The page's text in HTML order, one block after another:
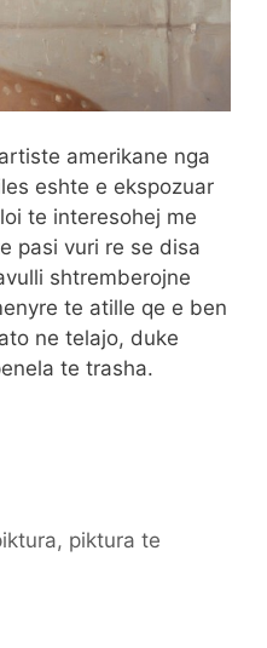
amerikane nga
eshte e ekspozuar
te interesohej me
pasi vuri re se disa
shtremberojne
te atille qe e ben
ne telajo, duke
te trasha.
, piktura te